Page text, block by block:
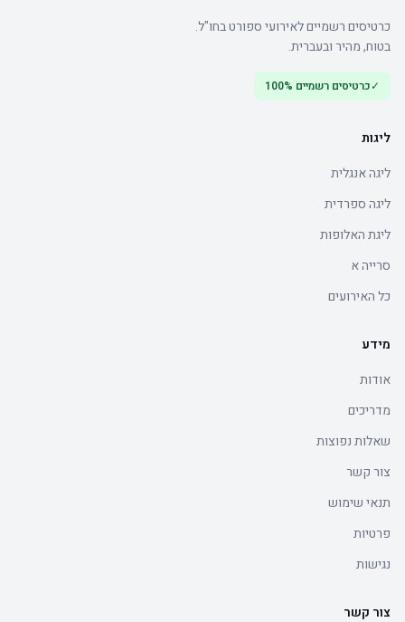
כרטיסים רשמיים לאירועי ספורט בחו"ל.
בטוח, מהיר ובעברית.
✓כרטיסים רשמיים 100%
ליגות
ליגה אנגלית
ליגה ספרדית
ליגת האלופות
סרייה א
כל האירועים
מידע
אודות
מדריכים
שאלות נפוצות
צור קשר
תנאי שימוש
פרטיות
נגישות
צור קשר